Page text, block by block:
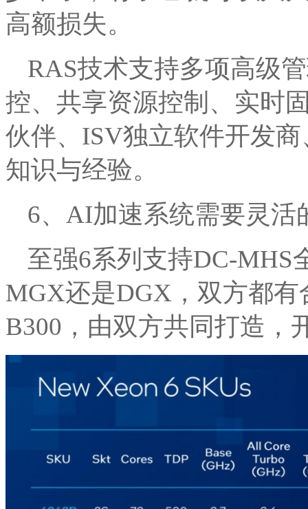
高额损失。
RAS技术支持多项高级
控、共享资源控制、实时
伙伴、ISV独立软件开发
知识与经验。
6、AI加速系统需要灵活
至强6系列支持DC-
MGX还是DGX，双方都
B300，由双方共同打造，